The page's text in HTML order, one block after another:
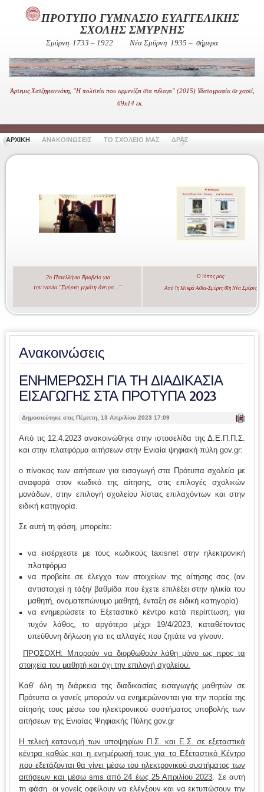
ΠΡΟΤΥΠΟ ΓΥΜΝΑΣΙΟ ΕΥΑΓΓΕΛΙΚΗΣ
ΣΧΟΛΗΣ ΣΜΥΡΝΗΣ
Σμύρνη 1733 – 1922 Νέα Σμύρνη 1935 – σήμερα
Άρτεμις Χατζηγιαννάκη, "Η πολιτεία που αρμενίζει στα πέλαγα" (2015) Υδατογραφία σε χαρτί,
69x14 εκ.
ΑΡΧΙΚΗ ΑΝΑΚΟΙΝΩΣΕΙΣ ΤΟ ΣΧΟΛΕΙΟ ΜΑΣ ΔΡΑΣΤΗΡΙΟΤΗΤΕΣ
2ο Πανελλήνιο Βραβείο για
την ταινία "Σμύρνη γεμάτη όνειρα..."
Ο τόπος μας
Από τη Μικρά Ασία-Σμύρνη στη Νέα Σμύρνη
Ανακοινώσεις
ΕΝΗΜΕΡΩΣΗ ΓΙΑ ΤΗ ΔΙΑΔΙΚΑΣΙΑ
ΕΙΣΑΓΩΓΗΣ ΣΤΑ ΠΡΟΤΥΠΑ 2023
| Ε
ύπ
ωσ
η |
Δημοσιεύτηκε στις Πέμπτη, 13 Απριλίου 2023 17:09
Από τις 12.4.2023 ανακοινώθηκε στην ιστοσελίδα της Δ.Ε.Π.Π.Σ.
και στην πλατφόρμα αιτήσεων στην Ενιαία ψηφιακή πύλη gov.gr:
ο πίνακας των αιτήσεων για εισαγωγή στα Πρότυπα σχολεία με
αναφορά στον κωδικό της αίτησης, στις επιλογές σχολικών
μονάδων, στην επιλογή σχολείου λίστας επιλαχόντων και στην
ειδική κατηγορία.
Σε αυτή τη φάση, μπορείτε:
να εισέρχεστε με τους κωδικούς taxisnet στην ηλεκτρονική
πλατφόρμα
να προβείτε σε έλεγχο των στοιχείων της αίτησης σας (αν
αντιστοιχεί η τάξη/ βαθμίδα που έχετε επιλέξει στην ηλικία του
μαθητή, ονοματεπώνυμο μαθητή, ένταξη σε ειδική κατηγορία)
να ενημερώσετε το Εξεταστικό κέντρο κατά περίπτωση, για
τυχόν λάθος, το αργότερο μέχρι 19/4/2023, καταθέτοντας
υπεύθυνη δήλωση για τις αλλαγές που ζητάτε να γίνουν.
ΠΡΟΣΟΧΗ: Μπορούν να διορθωθούν λάθη μόνο ως προς τα
στοιχεία του μαθητή και όχι την επιλογή σχολείου.
Καθ’ όλη τη διάρκεια της διαδικασίας εισαγωγής μαθητών σε
Πρότυπα οι γονείς μπορούν να ενημερώνονται για την πορεία της
αίτησής τους μέσω του ηλεκτρονικού συστήματος υποβολής των
αιτήσεων της Ενιαίας Ψηφιακής Πύλης gov.gr
Η τελική κατανομή των υποψηφίων Π.Σ. και Ε.Σ. σε εξεταστικά
κέντρα καθώς και η ενημέρωσή τους για το Εξεταστικό Κέντρο
που εξετάζονται θα γίνει μέσω του ηλεκτρονικού συστήματος των
αιτήσεων και μέσω sms από 24 έως 25 Απριλίου 2023. Σε αυτή
τη φάση οι γονείς οφείλουν να ελέγξουν και να εκτυπώσουν την